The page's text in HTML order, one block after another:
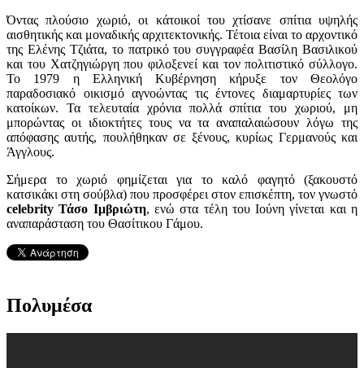
Όντας πλούσιο χωριό, οι κάτοικοί του χτίσανε σπίτια υψηλής
αισθητικής και μοναδικής αρχιτεκτονικής. Τέτοια είναι το αρχοντικό
της Ελένης Τζιάτα, το πατρικό του συγγραφέα Βασίλη Βασιλικού
και του Χατζηγιώργη που φιλοξενεί και τον πολιτιστικό σύλλογο.
Το 1979 η Ελληνική Κυβέρνηση κήρυξε τον Θεολόγο
παραδοσιακό οικισμό αγνοώντας τις έντονες διαμαρτυρίες των
κατοίκων. Τα τελευταία χρόνια πολλά σπίτια του χωριού, μη
μπορώντας οι ιδιοκτήτες τους να τα αναπαλαιώσουν λόγω της
απόφασης αυτής, πουλήθηκαν σε ξένους, κυρίως Γερμανούς και
Άγγλους.
Σήμερα το χωριό φημίζεται για το καλό φαγητό (ξακουστό
κατσικάκι στη σούβλα) που προσφέρει στον επισκέπτη, τον γνωστό
celebrity Τάσο Ιμβριώτη, ενώ στα τέλη του Ιούνη γίνεται και η
αναπαράσταση του Θασίτικου Γάμου.
Πολυμέσα